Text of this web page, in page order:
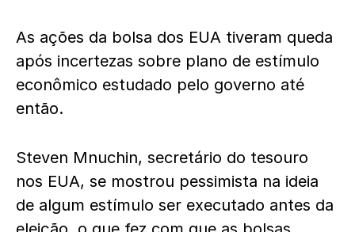
As ações da bolsa dos EUA tiveram queda
após incertezas sobre plano de estímulo
econômico estudado pelo governo até
então.
Steven Mnuchin, secretário do tesouro
nos EUA, se mostrou pessimista na ideia
de algum estímulo ser executado antes da